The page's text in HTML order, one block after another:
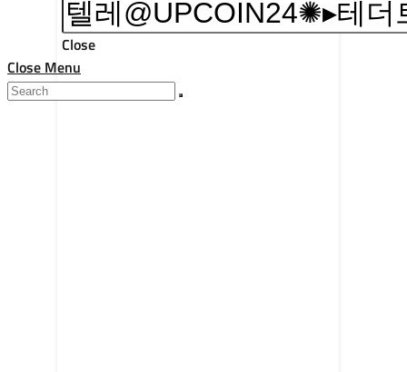
Close
Close Menu